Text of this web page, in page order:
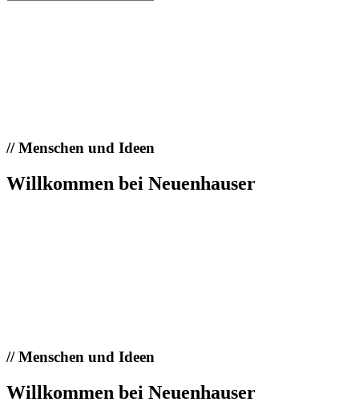
//Menschen und Ideen
Willkommen bei Neuenhauser
//Menschen und Ideen
Willkommen bei Neuenhauser